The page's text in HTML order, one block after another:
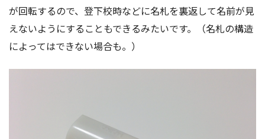
が回転するので、登下校時などに名札を裏返して名前が見
えないようにすることもできるみたいです。（名札の構造
によってはできない場合も。）